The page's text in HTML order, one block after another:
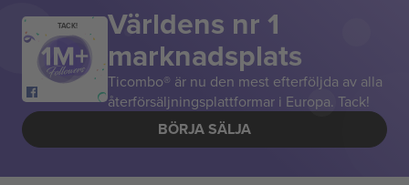
TACK! Världens nr 1
marknadsplats
Ticombo® är nu den mest efterföljda av alla
återförsäljningsplattformar i Europa. Tack!
BÖRJA SÄLJA